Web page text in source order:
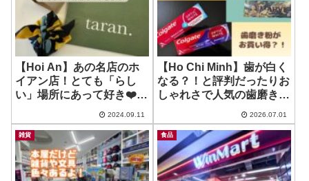
【Hoi An】あの名店のホ
イアン店！とても「らし
い」場所にあって好き❤️ ~
2024.09.11
【Ho Chi Minh】歯が白く
なる？！と評判だったりお
しゃれさで人気の歯磨き粉
Colagate OPTIC WHITE他
2026.07.01
雑貨 食品